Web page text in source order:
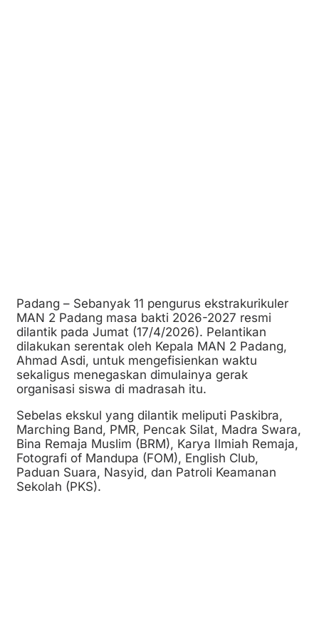
Padang – Sebanyak 11 pengurus ekstrakurikuler
MAN 2 Padang masa bakti 2026-2027 resmi
dilantik pada Jumat (17/4/2026). Pelantikan
dilakukan serentak oleh Kepala MAN 2 Padang,
Ahmad Asdi, untuk mengefisienkan waktu
sekaligus menegaskan dimulainya gerak
organisasi siswa di madrasah itu.
Sebelas ekskul yang dilantik meliputi Paskibra,
Marching Band, PMR, Pencak Silat, Madra Swara,
Bina Remaja Muslim (BRM), Karya Ilmiah Remaja,
Fotografi of Mandupa (FOM), English Club,
Paduan Suara, Nasyid, dan Patroli Keamanan
Sekolah (PKS).